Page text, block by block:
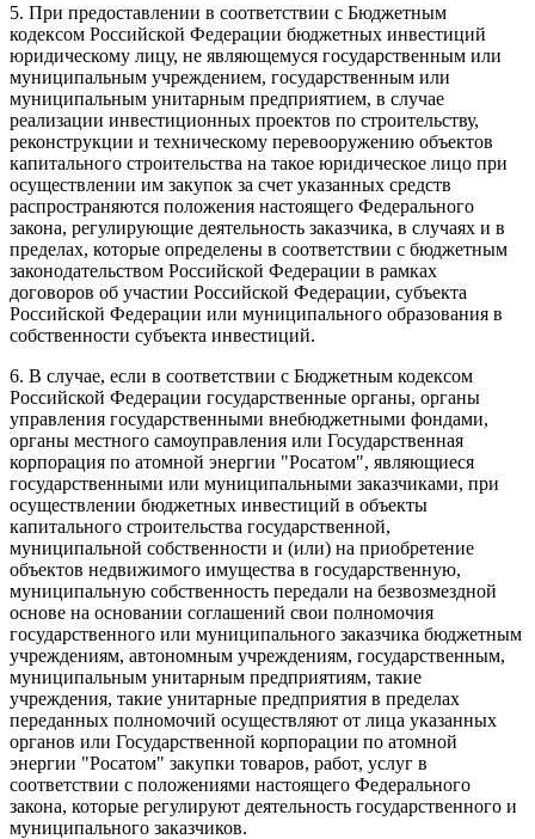
5. При предоставлении в соответствии с Бюджетным
кодексом Российской Федерации бюджетных инвестиций
юридическому лицу, не являющемуся государственным или
муниципальным учреждением, государственным или
муниципальным унитарным предприятием, в случае
реализации инвестиционных проектов по строительству,
реконструкции и техническому перевооружению объектов
капитального строительства на такое юридическое лицо при
осуществлении им закупок за счет указанных средств
распространяются положения настоящего Федерального
закона, регулирующие деятельность заказчика, в случаях и в
пределах, которые определены в соответствии с бюджетным
законодательством Российской Федерации в рамках
договоров об участии Российской Федерации, субъекта
Российской Федерации или муниципального образования в
собственности субъекта инвестиций.
6. В случае, если в соответствии с Бюджетным кодексом
Российской Федерации государственные органы, органы
управления государственными внебюджетными фондами,
органы местного самоуправления или Государственная
корпорация по атомной энергии "Росатом", являющиеся
государственными или муниципальными заказчиками, при
осуществлении бюджетных инвестиций в объекты
капитального строительства государственной,
муниципальной собственности и (или) на приобретение
объектов недвижимого имущества в государственную,
муниципальную собственность передали на безвозмездной
основе на основании соглашений свои полномочия
государственного или муниципального заказчика бюджетным
учреждениям, автономным учреждениям, государственным,
муниципальным унитарным предприятиям, такие
учреждения, такие унитарные предприятия в пределах
переданных полномочий осуществляют от лица указанных
органов или Государственной корпорации по атомной
энергии "Росатом" закупки товаров, работ, услуг в
соответствии с положениями настоящего Федерального
закона, которые регулируют деятельность государственного и
муниципального заказчиков.